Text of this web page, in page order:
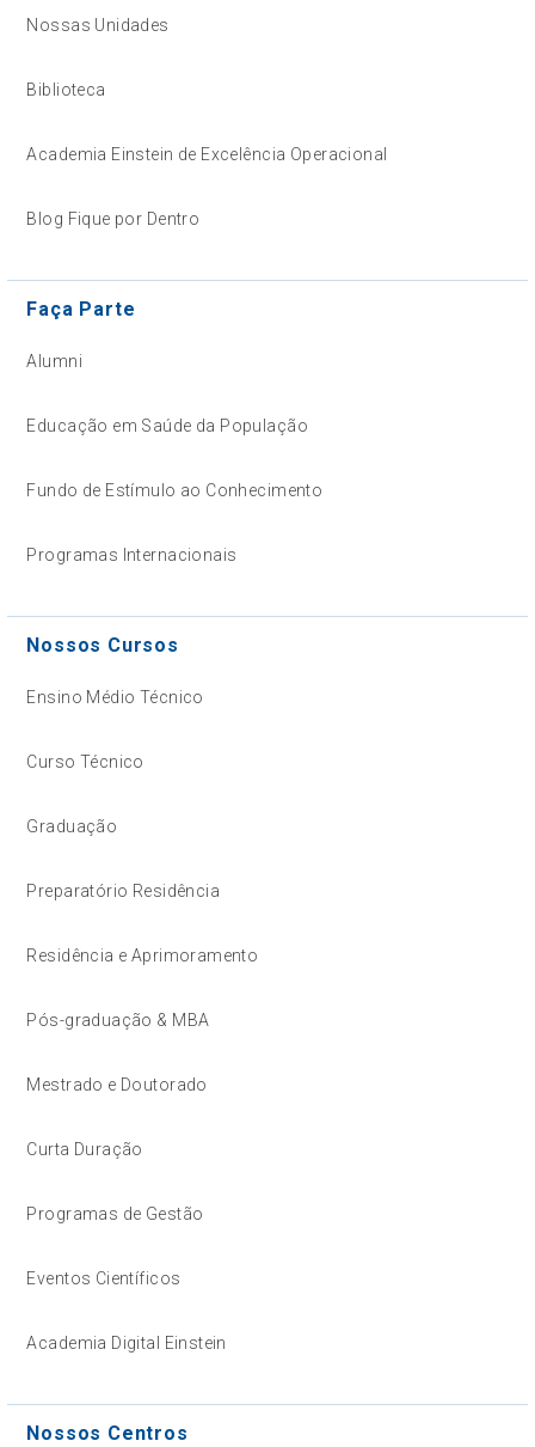
Nossas Unidades
Biblioteca
Academia Einstein de Excelência Operacional
Blog Fique por Dentro
Faça Parte
Alumni
Educação em Saúde da População
Fundo de Estímulo ao Conhecimento
Programas Internacionais
Nossos Cursos
Ensino Médio Técnico
Curso Técnico
Graduação
Preparatório Residência
Residência e Aprimoramento
Pós-graduação & MBA
Mestrado e Doutorado
Curta Duração
Programas de Gestão
Eventos Científicos
Academia Digital Einstein
Nossos Centros